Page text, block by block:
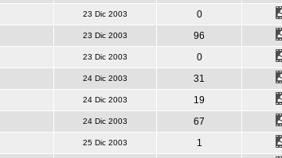
23 Dic 2003
0
23 Dic 2003
96
23 Dic 2003
0
24 Dic 2003
31
24 Dic 2003
19
24 Dic 2003
67
25 Dic 2003
1